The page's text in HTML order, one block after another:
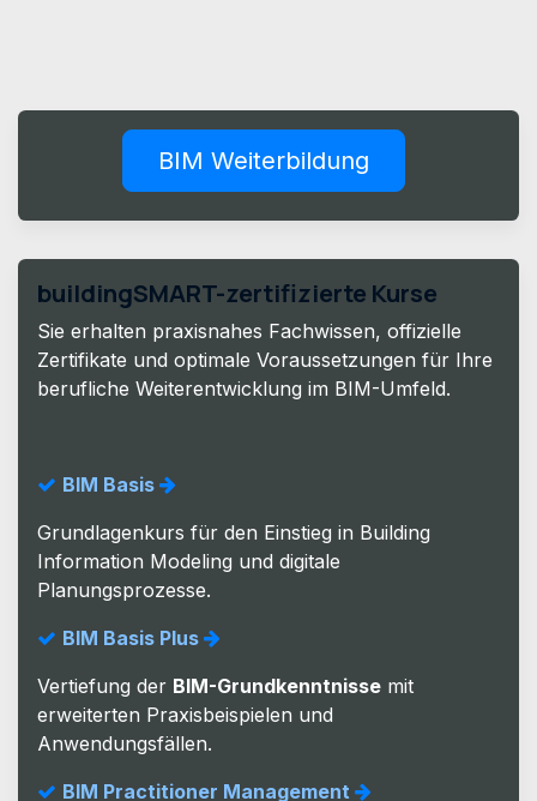
BIM Weiterbildung
buildingSMART-zertifizierte Kurse
Sie erhalten praxisnahes Fachwissen, offizielle
Zertifikate und optimale Voraussetzungen für Ihre
berufliche Weiterentwicklung im BIM-Umfeld.
BIM Basis
Grundlagenkurs für den Einstieg in Building
Information Modeling und digitale
Planungsprozesse.
BIM Basis Plus
Vertiefung der BIM-Grundkenntnisse mit
erweiterten Praxisbeispielen und
Anwendungsfällen.
BIM Practitioner Management